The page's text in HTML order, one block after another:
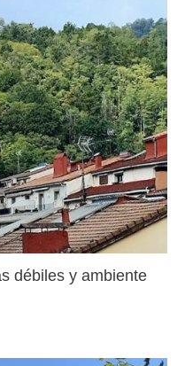
débiles y ambiente